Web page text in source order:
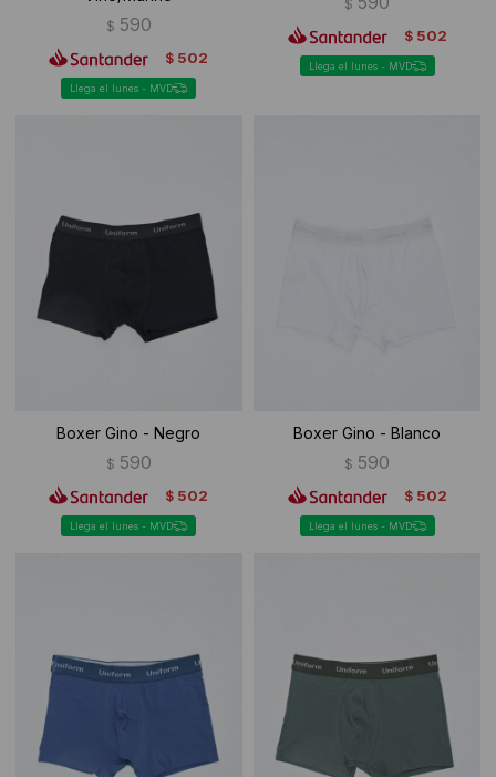
$ 590
$ 502
Llega el lunes - MVD
$
$ 502
Llega el lunes - MVD
Boxer Gino - Negro
$ 590
$ 502
Llega el lunes - MVD
Boxer Gino - Blanco
$ 590
$ 502
Llega el lunes - MVD